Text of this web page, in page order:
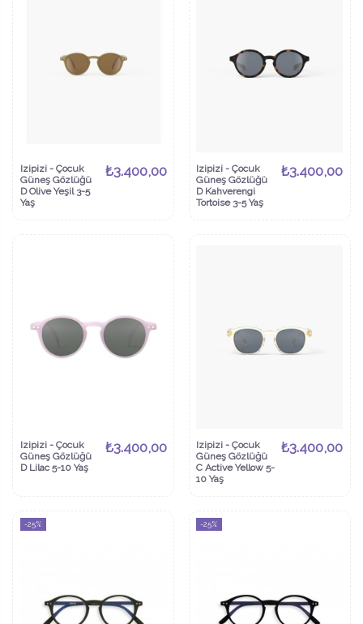
Izipizi - Çocuk
Güneş Gözlüğü
D Olive Yeşil 3-5
Yaş
₺3.400,00
Izipizi - Çocuk
Güneş Gözlüğü
D Kahverengi
Tortoise 3-5 Yaş
₺3.400,00
Izipizi - Çocuk
Güneş Gözlüğü
D Lilac 5-10 Yaş
₺3.400,00
Izipizi - Çocuk
Güneş Gözlüğü
C Active Yellow 5-
10 Yaş
₺3.400,00
-25% -25%